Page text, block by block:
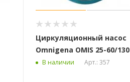
Циркуляционный насос
Omnigena OMIS 25-60/130
В наличии Арт.: 357